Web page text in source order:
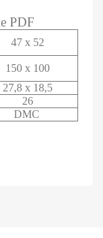
PDF
47 x 52
150 x 100
27,8 x 18,5
26
DMC